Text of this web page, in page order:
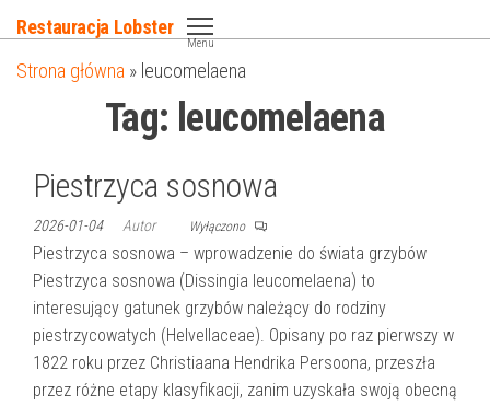
do
treści
Restauracja Lobster
Menu
Strona główna » leucomelaena
Tag: leucomelaena
Piestrzyca sosnowa
2026-01-04 Autor Wyłączono
Piestrzyca sosnowa – wprowadzenie do świata grzybów
Piestrzyca sosnowa (Dissingia leucomelaena) to
interesujący gatunek grzybów należący do rodziny
piestrzycowatych (Helvellaceae). Opisany po raz pierwszy w
1822 roku przez Christiaana Hendrika Persoona, przeszła
przez różne etapy klasyfikacji, zanim uzyskała swoją obecną